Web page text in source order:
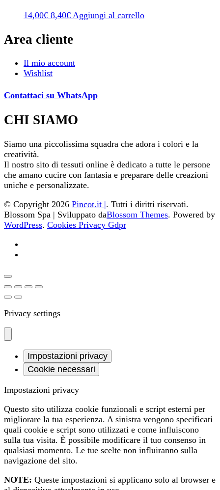
14,00€ Il
originale
era:
8,40€Il
attuale
è:
Aggiungi al carrello
Area cliente
Il mio account
Wishlist
Contattaci su WhatsApp
CHI SIAMO
Siamo una piccolissima squadra che adora i colori e la
creatività.
Il nostro sito di tessuti online è dedicato a tutte le persone
che amano cucire con fantasia e preparare delle creazioni
uniche e personalizzate.
© Copyright 2026 Pincot.it |. Tutti i diritti riservati.
Blossom Spa | Sviluppato daBlossom Themes. Powered by
WordPress. Cookies Privacy Gdpr
Privacy settings
Impostazioni privacy
Cookie necessari
Impostazioni privacy
Questo sito utilizza cookie funzionali e script esterni per
migliorare la tua esperienza. A sinistra vengono specificati
quali cookie e script sono utilizzati e come influiscono
sulla tua visita. È possibile modificare il tuo consenso in
qualsiasi momento. Le tue scelte non influiranno sulla
navigazione del sito.
NOTE: Queste impostazioni si applicano solo al browser e